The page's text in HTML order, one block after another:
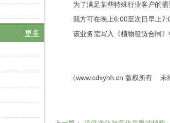
更多
为了满足某些特殊行业客户的需
我方可在晚上6:00至次日早上
该业务需写入《植物租赁合同
（www.cdxyhh.cn 版权所有 未